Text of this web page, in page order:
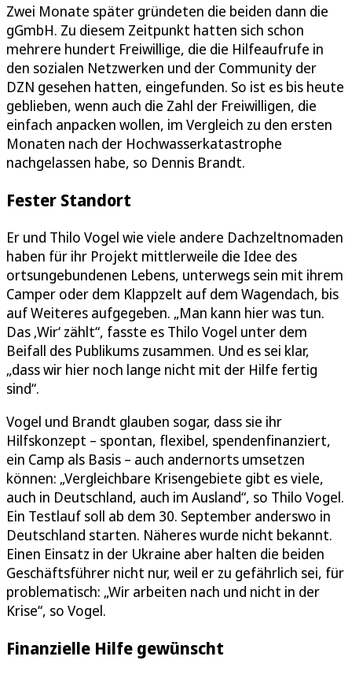
Zwei Monate später gründeten die beiden dann die
gGmbH. Zu diesem Zeitpunkt hatten sich schon
mehrere hundert Freiwillige, die die Hilfeaufrufe in
den sozialen Netzwerken und der Community der
DZN gesehen hatten, eingefunden. So ist es bis heute
geblieben, wenn auch die Zahl der Freiwilligen, die
einfach anpacken wollen, im Vergleich zu den ersten
Monaten nach der Hochwasserkatastrophe
nachgelassen habe, so Dennis Brandt.
Fester Standort
Er und Thilo Vogel wie viele andere Dachzeltnomaden
haben für ihr Projekt mittlerweile die Idee des
ortsungebundenen Lebens, unterwegs sein mit ihrem
Camper oder dem Klappzelt auf dem Wagendach, bis
auf Weiteres aufgegeben. „Man kann hier was tun.
Das ‚Wir‘ zählt“, fasste es Thilo Vogel unter dem
Beifall des Publikums zusammen. Und es sei klar,
„dass wir hier noch lange nicht mit der Hilfe fertig
sind“.
Vogel und Brandt glauben sogar, dass sie ihr
Hilfskonzept – spontan, flexibel, spendenfinanziert,
ein Camp als Basis – auch andernorts umsetzen
können: „Vergleichbare Krisengebiete gibt es viele,
auch in Deutschland, auch im Ausland“, so Thilo Vogel.
Ein Testlauf soll ab dem 30. September anderswo in
Deutschland starten. Näheres wurde nicht bekannt.
Einen Einsatz in der Ukraine aber halten die beiden
Geschäftsführer nicht nur, weil er zu gefährlich sei, für
problematisch: „Wir arbeiten nach und nicht in der
Krise“, so Vogel.
Finanzielle Hilfe gewünscht